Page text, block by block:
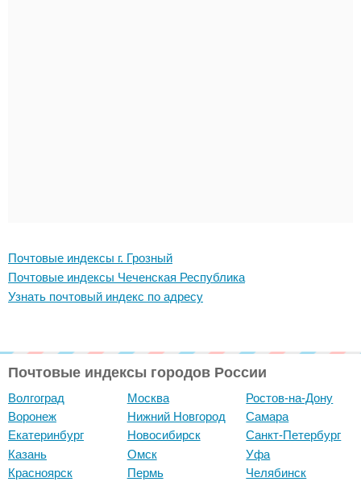
Почтовые индексы г. Грозный
Почтовые индексы Чеченская Республика
Узнать почтовый индекс по адресу
Почтовые индексы городов России
Волгоград
Воронеж
Екатеринбург
Казань
Красноярск
Москва
Нижний Новгород
Новосибирск
Омск
Пермь
Ростов-на-Дону
Самара
Санкт-Петербург
Уфа
Челябинск